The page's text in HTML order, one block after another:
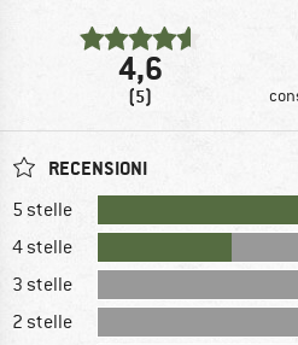
4,6
(5)
RECENSIONI
5 stelle
4 stelle
3 stelle
2 stelle